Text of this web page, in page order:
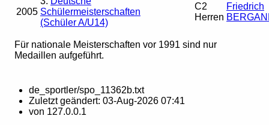
2005 Schülermeisterschaften
(Schüler A/U14)
C2
Herren
Friedrich
Für nationale Meisterschaften vor 1991 sind nur
Medaillen aufgeführt.
de_sportler/spo_11362b.txt
Zuletzt geändert: 03-Aug-2026 07:41
von 127.0.0.1